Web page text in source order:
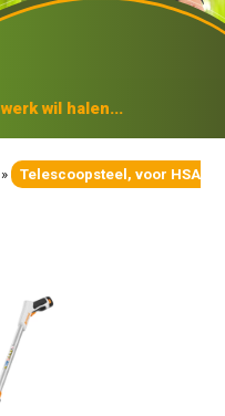
wil halen...
»
Telescoopsteel, voor HSA